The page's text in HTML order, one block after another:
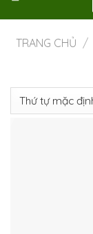
TRANG CHỦ /